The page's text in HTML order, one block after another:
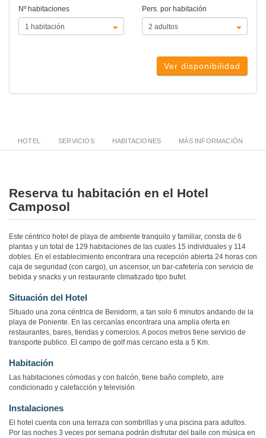
Nº habitaciones Pers. por habitación
Ver disponibilidad
HOTEL SERVICIOS HABITACIONES MÁS INFORMACIÓN
Reserva tu habitación en el Hotel
Camposol
Este céntrico hotel de playa de ambiente tranquilo y familiar, consta de 6
plantas y un total de 129 habitaciones de las cuales 15 individuales y 114
dobles. En el establecimiento encontrara una recepción abierta 24 horas con
caja de seguridad (con cargo), un ascensor, un bar-cafetería con servicio de
bebida y snacks y un restaurante climatizado tipo bufet.
Situación del Hotel
Situado una zona céntrica de Benidorm, a tan solo 6 minutos andando de la
playa de Poniente. En las cercanías encontrara una amplia oferta en
restaurantes, bares, tiendas y comercios. A pocos metros tiene servicio de
transporte publico. El campo de golf mas cercano esta a 5 Km.
Habitación
Las habitaciones cómodas y con balcón, tiene baño completo, aire
condicionado y calefacción y televisión
Instalaciones
El hotel cuenta con una terraza con sombrillas y una piscina para adultos.
Por las noches 3 veces por semana podrán disfrutar del baile con música en